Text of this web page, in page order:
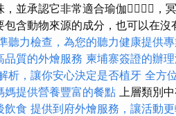
，並承認它非常適合瑜伽🧘‍♀️🧘‍♂️
含動物來源的成分，也可以在沒
聽力檢查，為您的聽力健康提供
品質的外燴服務 柬埔寨簽證的辦
析，讓你安心決定是否植牙 全方
媽提供營養豐富的餐點 上層類別
飲食 提供到府外燴服務，讓活動